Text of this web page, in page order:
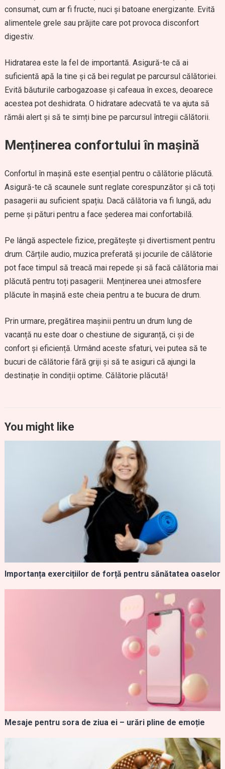
consumat, cum ar fi fructe, nuci și batoane energizante. Evită
alimentele grele sau prăjite care pot provoca disconfort
digestiv.
Hidratarea este la fel de importantă. Asigură-te că ai
suficientă apă la tine și că bei regulat pe parcursul călătoriei.
Evită băuturile carbogazoase și cafeaua în exces, deoarece
acestea pot deshidrata. O hidratare adecvată te va ajuta să
rămâi alert și să te simți bine pe parcursul întregii călătorii.
Menținerea confortului în mașină
Confortul în mașină este esențial pentru o călătorie plăcută.
Asigură-te că scaunele sunt reglate corespunzător și că toți
pasagerii au suficient spațiu. Dacă călătoria va fi lungă, adu
perne și pături pentru a face șederea mai confortabilă.
Pe lângă aspectele fizice, pregătește și divertisment pentru
drum. Cărțile audio, muzica preferată și jocurile de călătorie
pot face timpul să treacă mai repede și să facă călătoria mai
plăcută pentru toți pasagerii. Menținerea unei atmosfere
plăcute în mașină este cheia pentru a te bucura de drum.
Prin urmare, pregătirea mașinii pentru un drum lung de
vacanță nu este doar o chestiune de siguranță, ci și de
confort și eficiență. Urmând aceste sfaturi, vei putea să te
bucuri de călătorie fără griji și să te asiguri că ajungi la
destinație în condiții optime. Călătorie plăcută!
You might like
Importanța exercițiilor de forță pentru sănătatea oaselor
Mesaje pentru sora de ziua ei – urări pline de emoție